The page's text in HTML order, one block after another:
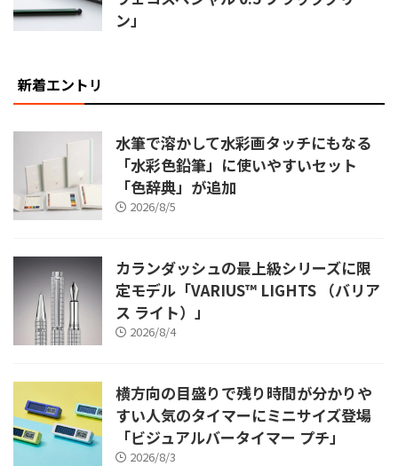
ン」
新着エントリ
水筆で溶かして水彩画タッチにもなる
「水彩色鉛筆」に使いやすいセット
「色辞典」が追加
2026/8/5
カランダッシュの最上級シリーズに限
定モデル「VARIUS™ LIGHTS （バリア
ス ライト）」
2026/8/4
横方向の目盛りで残り時間が分かりや
すい人気のタイマーにミニサイズ登場
「ビジュアルバータイマー プチ」
2026/8/3